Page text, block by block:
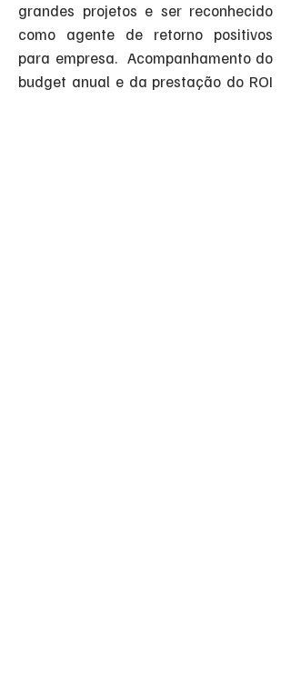
grandes projetos e ser reconhecido
como agente de retorno positivos
para empresa. Acompanhamento do
budget anual e da prestação do ROI